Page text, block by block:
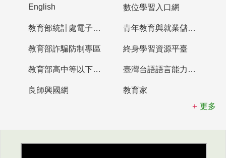
English 數位學習入口網
教育部統計處電子書櫃 青年教育與就業儲蓄帳戶
教育部詐騙防制專區 終身學習資源平臺
教育部高中等以下學校及幼兒園教師資格檢定考試 臺灣台語語言能力認證網站
良師興國網
教育家
更多